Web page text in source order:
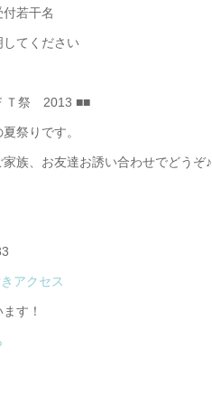
付若干名
してください
Ｔ祭 2013 ■■
祭りです。
族、お友達お誘い合わせでどうぞ♪
アクセス
す！